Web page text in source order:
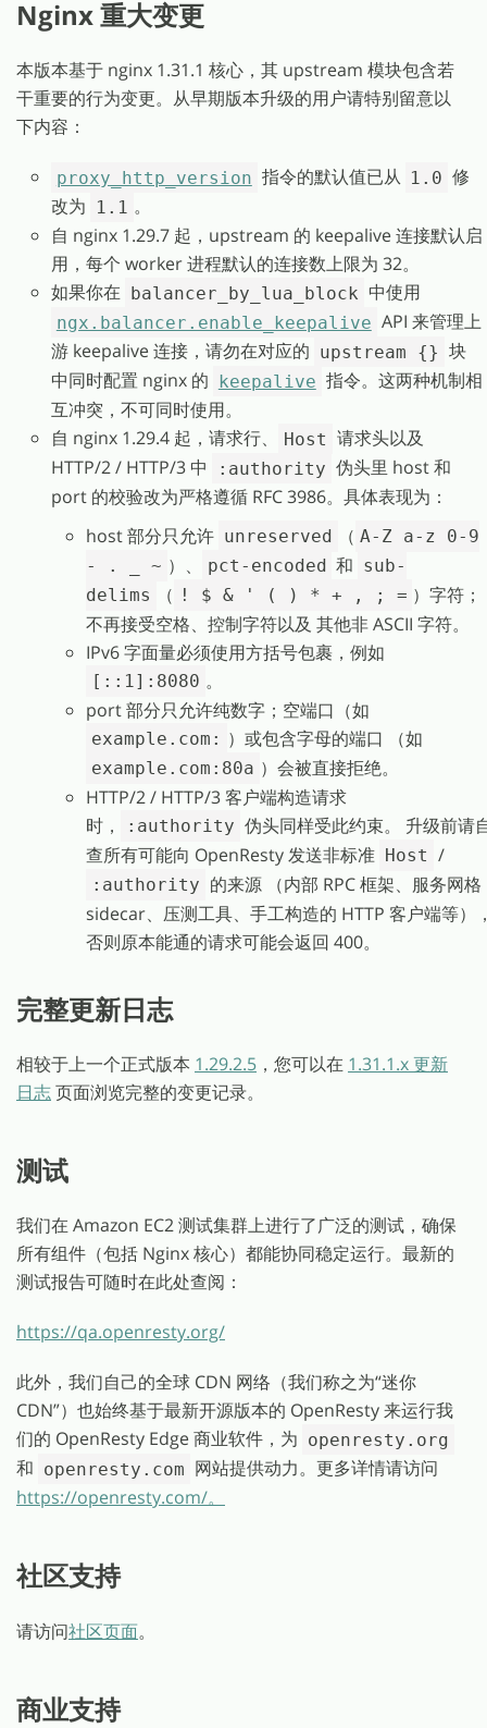
Nginx 重大变更
本版本基于 nginx 1.31.1 核心，其 upstream 模块包含若
干重要的行为变更。从早期版本升级的用户请特别留意以
下内容：
proxy_http_version 指令的默认值已从 1.0 修
改为
1.1 。
自 nginx 1.29.7 起，upstream 的 keepalive 连接默认启
用，每个 worker 进程默认的连接数上限为 32。
如果你在 balancer_by_lua_block 中使用
ngx.balancer.enable_keepalive API 来管理上
游 keepalive 连接，请勿在对应的 upstream {} 块
中同时配置 nginx 的 keepalive 指令。这两种机制相
互冲突，不可同时使用。
自 nginx 1.29.4 起，请求行、
Host 请求头以及
HTTP/2 / HTTP/3 中
:authority 伪头里 host 和
port 的校验改为严格遵循 RFC 3986。具体表现为：
host 部分只允许 unreserved （ A-Z a-z 0-9
- . _ ~ ）、 pct-encoded 和 sub-
delims
（ ! $ & ' ( ) * + , ; = ）字符；
不再接受空格、控制字符以及 其他非 ASCII 字符。
IPv6 字面量必须使用方括号包裹，例如
[::1]:8080 。
port 部分只允许纯数字；空端口（如
example.com: ）或包含字母的端口 （如
example.com:80a ）会被直接拒绝。
HTTP/2 / HTTP/3 客户端构造请求
时，
:authority 伪头同样受此约束。 升级前请
查所有可能向 OpenResty 发送非标准 Host /
:authority 的来源 （内部 RPC 框架、服务网格
sidecar、压测工具、手工构造的 HTTP 客户端等）
否则原本能通的请求可能会返回 400。
完整更新日志
相较于上一个正式版本 1.29.2.5 ，您可以在 1.31.1.x 更新
日志页面浏览完整的变更记录。
测试
我们在 Amazon EC2 测试集群上进行了广泛的测试，确保
所有组件（包括 Nginx 核心）都能协同稳定运行。最新的
测试报告可随时在此处查阅：
https://qa.openresty.org/
此外，我们自己的全球 CDN 网络（我们称之为“迷你
CDN”）也始终基于最新开源版本的 OpenResty 来运行我
们的 OpenResty Edge 商业软件，为 openresty.org
和 openresty.com 网站提供动力。更多详情请访问
https://openresty.com/。
社区支持
请访问社区页面。
商业支持